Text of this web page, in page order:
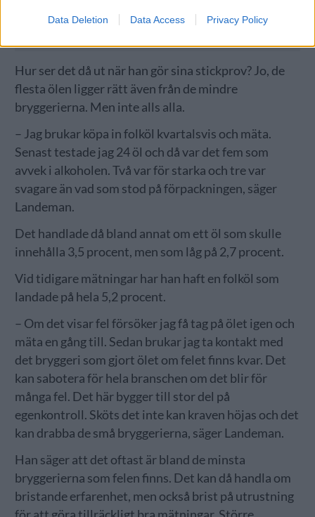
Data Deletion Data Access Privacy Policy
Hur ser det då ut när han gör sina stickprov? Jo, de
flesta ölen ligger rätt även från de mindre
bryggerierna. Men inte alls alla.
– Jag brukar köpa in folköl kvartalsvis och mäta.
Senast testade jag 24 öl och då var det fem som
avvek i alkoholen. Två var för starka och tre var
svagare än vad som stod på förpackningen, säger
Landeman.
Det handlade då bland annat om ett öl som skulle
innehålla 3,5 procent, men som låg på 2,7 procent.
Vid tidigare mätningar har han haft en folköl som
landade på hela 5,2 procent.
– Om det visar fel försöker jag få tag på ölet igen och
mäta en gång till. Sedan brukar jag ta kontakt med
det bryggeri som gjort ölet om felet finns kvar. Det
kan sabotera för hela branschen om det blir för
många fel. Det här bygger till stor del på
egenkontroll. Sköts det inte kan kraven höjas och det
kan drabba de små bryggerierna, säger Landeman.
Han säger att det oftast är bland de minsta
bryggerierna som felen finns. Det kan då handla om
bristande erfarenhet, men också brist på utrustning